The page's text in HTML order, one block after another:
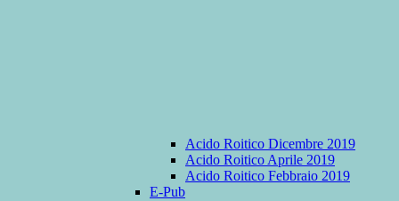
Acido Roitico Dicembre 2019
Acido Roitico Aprile 2019
Acido Roitico Febbraio 2019
E-Pub